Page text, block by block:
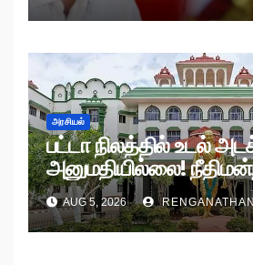
அரசியல்
பட்டா நிலத்தில் உடல்
அனுமதியில்லை!
உத்தரவு!
AUG 5, 2026